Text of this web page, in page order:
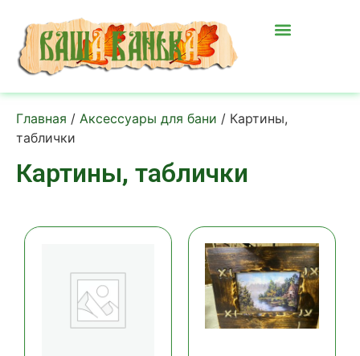
Главная / Аксессуары для бани / Картины,
таблички
Картины, таблички